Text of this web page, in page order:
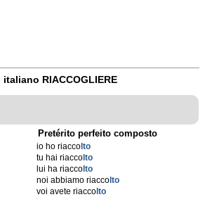
italiano RIACCOGLIERE
Pretérito perfeito composto
io ho riacco lto
tu hai riacco lto
lui ha riacco lto
noi abbiamo riacco lto
voi avete riacco lto